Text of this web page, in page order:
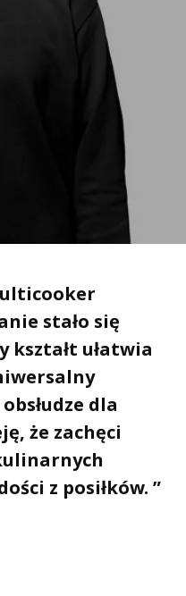
stało się
kształt ułatwia
dla
że zachęci
z posiłków. ”